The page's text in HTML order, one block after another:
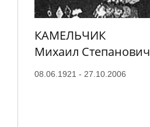
КАМЕЛЬЧИК
Михаил Степанович
08.06.1921 - 27.10.2006